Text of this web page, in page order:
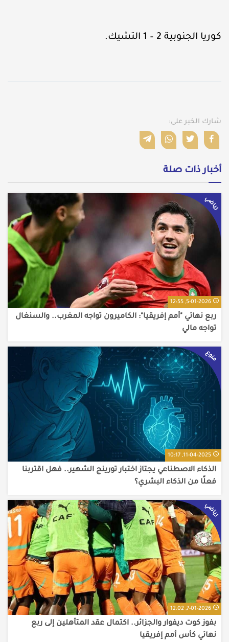
كوريا الجنوبية 2 – 1 التشيك.
شارك الخبر على:
أخبار ذات صلة
رياضي
5-01-2026, 12:55
ربع نهائي "أمم إفريقيا": الكاميرون تواجه المغرب.. والسنغال
تواجه مالي
منوع
11-04-2025, 10:17
الذكاء الاصطناعي يجتاز اختبار تورينج الشهير.. فهل اقتربنا
فعلًا من الذكاء البشري؟
رياضي
7-01-2026, 12:02
بفوز كوت ديفوار والجزائر.. اكتمال عقد المتأهلين إلى ربع
نهائي كأس أمم إفريقيا